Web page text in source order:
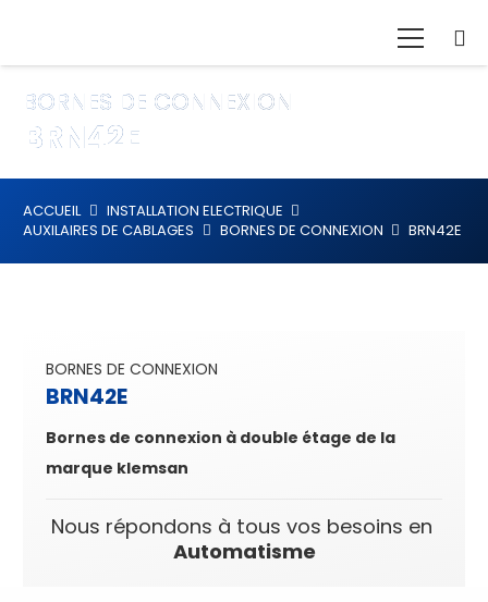
BORNES DE CONNEXION
BRN42E
ACCUEIL
INSTALLATION ELECTRIQUE
AUXILAIRES DE CABLAGES
BORNES DE CONNEXION BRN42E
BORNES DE CONNEXION
BRN42E
Bornes de connexion à double étage de la
marque klemsan
Nous répondons à tous vos besoins en
Automatisme